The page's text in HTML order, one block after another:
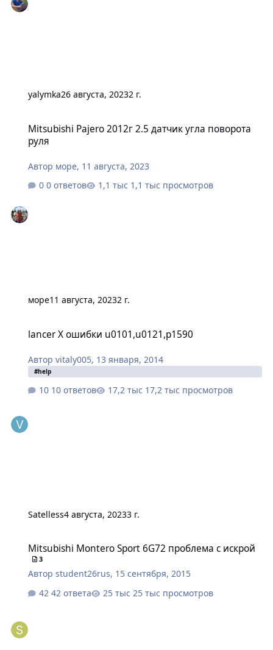
yalymka26 августа, 20232 г.
Mitsubishi Pajero 2012г 2.5 датчик угла поворота
руля
Автор море, 11 августа, 2023
0 ответов
1,1 тыс просмотров
море11 августа, 20232 г.
lancer X ошибки u0101,u0121,p1590
Авторvitaly005, 13 января, 2014
#help
10 ответов 17,2 тыс просмотров
Satelless4 августа, 20233 г.
Mitsubishi Montero Sport 6G72 проблема с искрой
3
Авторstudent26rus, 15 сентября, 2015
42 ответа
25 тыс просмотров